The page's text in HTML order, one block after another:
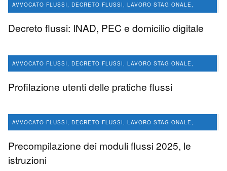
AVVOCATO FLUSSI, DECRETO FLUSSI, LAVORO STAGIONALE,
Decreto flussi: INAD, PEC e domicilio digitale
AVVOCATO FLUSSI, DECRETO FLUSSI, LAVORO STAGIONALE,
Profilazione utenti delle pratiche flussi
AVVOCATO FLUSSI, DECRETO FLUSSI, LAVORO STAGIONALE,
Precompilazione dei moduli flussi 2025, le
istruzioni